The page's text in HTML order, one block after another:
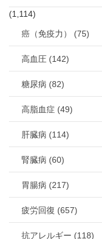
(1,114)
癌（免疫力） (75)
高血圧 (142)
糖尿病 (82)
高脂血症 (49)
肝臓病 (114)
腎臓病 (60)
胃腸病 (217)
疲労回復 (657)
抗アレルギー (118)